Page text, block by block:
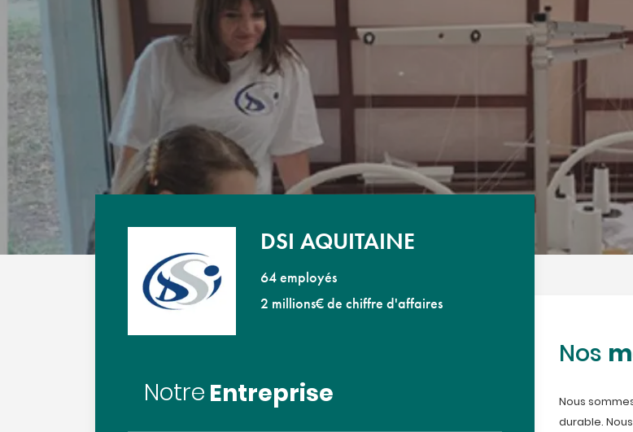
DSI AQUITAINE
64 employés
2 millions€ de chiffre d'affaires
NotreEntreprise
Nos
Nous
durable.